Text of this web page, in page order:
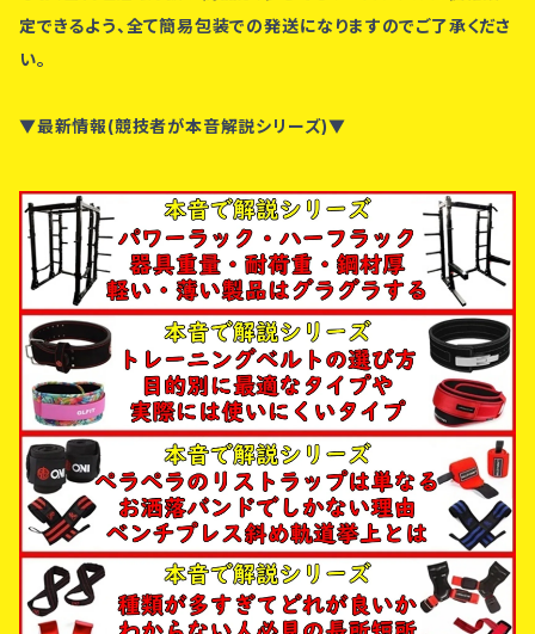
定できるよう、全て簡易包装での発送になりますのでご了承くださ
い。
▼最新情報(競技者が本音解説シリーズ)▼